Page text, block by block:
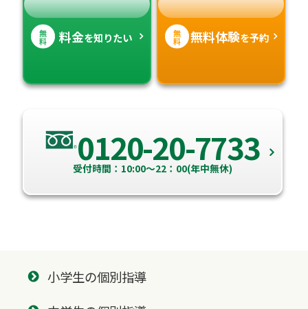
無
料 料金を知りたい 無
料 無料体験を予約
0120-20-7733
受付時間：10:00～22：00(年中無休)
小学生の個別指導